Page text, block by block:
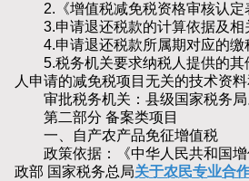
2.《增值税减免税资格审核认定
3.申请退还税款的计算依据及相
4.申请退还税款所属期对应的缴
5.税务机关要求纳税人提供的其
人申请的减免税项目无关的技术资料
审批税务机关：县级国家税务局
第二部分 备案类项目
一、自产农产品免征增值税
政策依据：《中华人民共和国增
政部 国家税务总局关于农民专业合